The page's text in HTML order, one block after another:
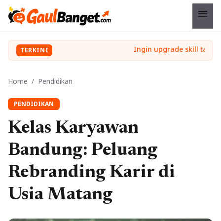
menu
TERKINI
Home / Pendidikan
PENDIDIKAN
Kelas Karyawan
Bandung: Peluang
Rebranding Karir di
Usia Matang